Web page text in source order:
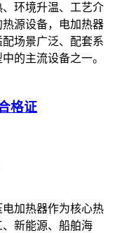
环境升温、工艺介
源设备，电加热器
场景广泛、配套系
的主流设备之一。
格证
加热器作为核心热
新能源、船舶海